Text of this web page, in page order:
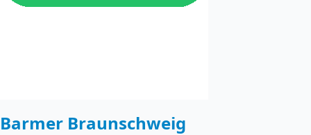
Barmer Braunschweig